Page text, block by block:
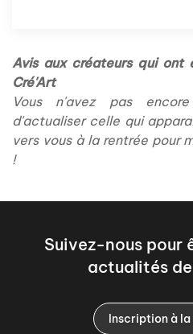
Avis aux créateurs qui ont
Cré'Art
Vous n'avez pas
d'actualiser celle qui
vers vous à la rentrée pour
!
Suivez-nous pour
actualités
Inscription à